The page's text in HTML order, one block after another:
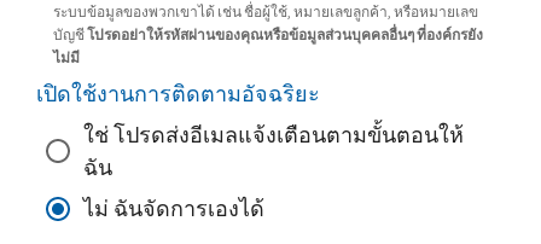
ระบบข้อมูลของพวกเขาได้ เช่น ชื่อผู้ใช้, หมายเลขลูกค้า, หรือหมายเลข
บัญชีโปรดอย่าให้รหัสผ่านของคุณหรือข้อมูลส่วนบุคคลอื่นๆ ที่องค์กรยัง
ไม่มี
เปิดใช้งานการติดตามอัจฉริยะ
ใช่ โปรดส่งอีเมลแจ้งเตือนตามขั้นตอนให้
ฉัน
ไม่ ฉันจัดการเองได้